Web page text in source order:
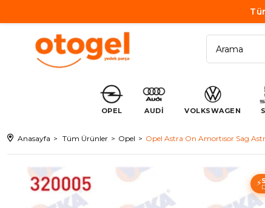
OPEL AUDİ VOLKSWAGEN
Anasayfa Tüm Ürünler Opel Opel Astra On Amortısor Sag
⚡